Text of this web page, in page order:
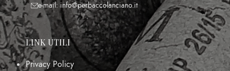
e-mail: info@perbaccolanciano.it
LINK UTILI
Privacy Policy